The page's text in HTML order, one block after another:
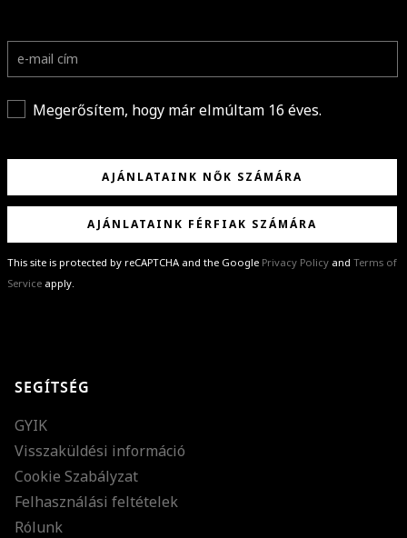
Megerősítem, hogy már elmúltam 16 éves.
AJÁNLATAINK NŐK SZÁMÁRA
AJÁNLATAINK FÉRFIAK SZÁMÁRA
This site is protected by reCAPTCHA and the Google Privacy Policy and Terms of
Service apply.
különleges ajánlatainkat és stílustippjeinket!
SEGÍTSÉG
GYIK
Visszaküldési információ
Cookie Szabályzat
Felhasználási feltételek
Rólunk